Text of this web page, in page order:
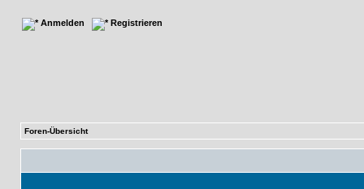
Anmelden Registrieren
Foren-Übersicht